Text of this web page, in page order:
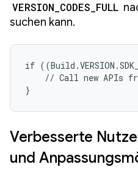
VERSION_CODES_FULL
suchen kann.
if
// Call new APIs
}
Verbesserte
und